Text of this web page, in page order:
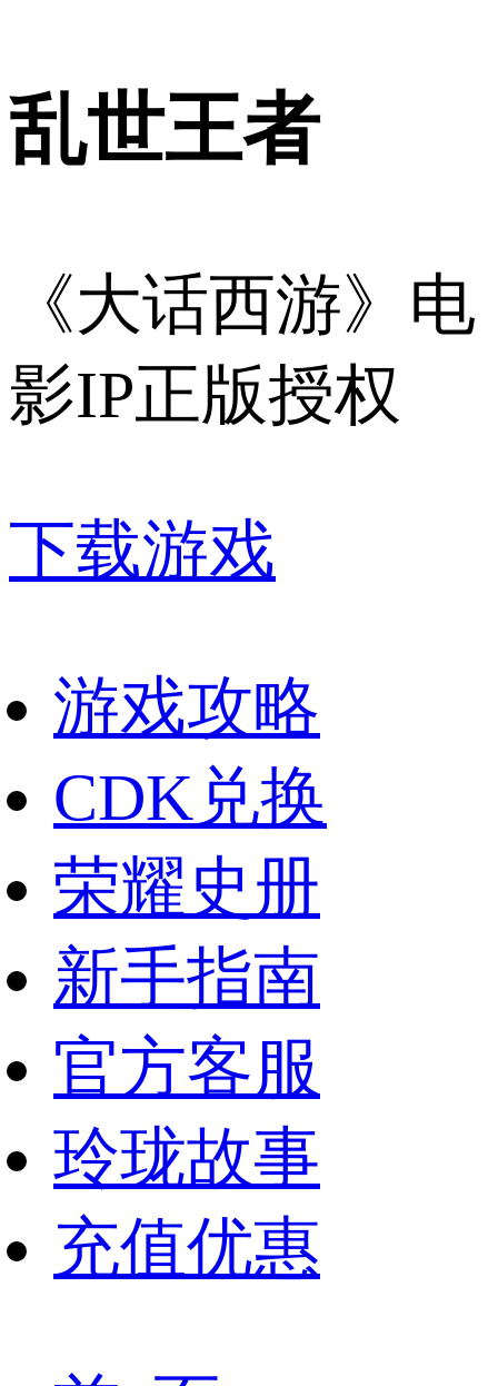
乱世王者
《大话西游》电
影IP正版授权
下载游戏
游戏攻略
CDK兑换
荣耀史册
新手指南
官方客服
玲珑故事
充值优惠